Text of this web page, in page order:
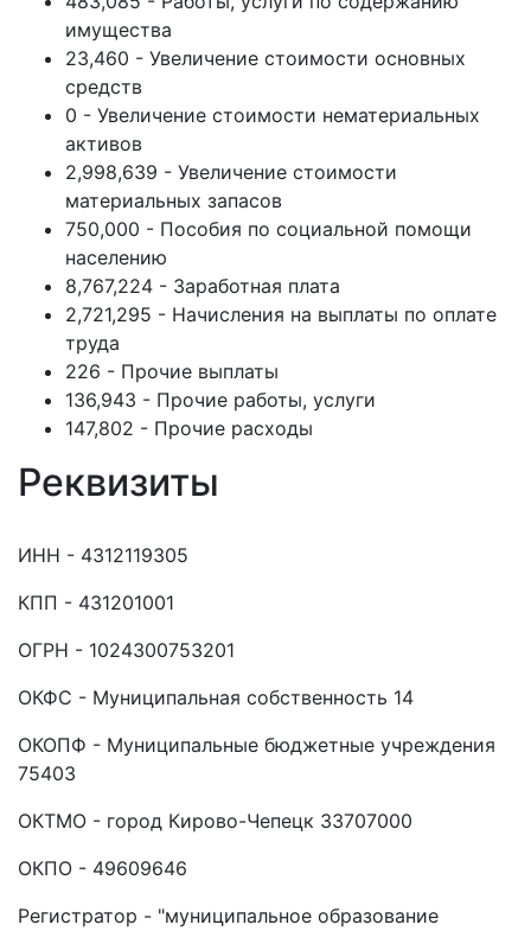
имущества
23,460 - Увеличение стоимости основных
средств
0 - Увеличение стоимости нематериальных
активов
2,998,639 - Увеличение стоимости
материальных запасов
750,000 - Пособия по социальной помощи
населению
8,767,224 - Заработная плата
2,721,295 - Начисления на выплаты по оплате
труда
226 - Прочие выплаты
136,943 - Прочие работы, услуги
147,802 - Прочие расходы
Реквизиты
ИНН - 4312119305
КПП - 431201001
ОГРН - 1024300753201
ОКФС - Муниципальная собственность 14
ОКОПФ - Муниципальные бюджетные учреждения
75403
ОКТМО - город Кирово-Чепецк 33707000
ОКПО - 49609646
Регистратор - "муниципальное образование